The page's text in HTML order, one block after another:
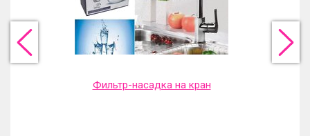
Фильтр-насадка на кран